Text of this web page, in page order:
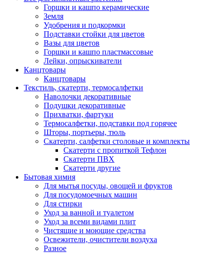
Горшки и кашпо керамические
Земля
Удобрения и подкормки
Подставки стойки для цветов
Вазы для цветов
Горшки и кашпо пластмассовые
Лейки, опрыскиватели
Канцтовары
Канцтовары
Текстиль, скатерти, термосалфетки
Наволочки декоративные
Подушки декоративные
Прихватки, фартуки
Термосалфетки, подставки под горячее
Шторы, портьеры, тюль
Скатерти, салфетки столовые и комплекты
Скатерти с пропиткой Тефлон
Скатерти ПВХ
Скатерти другие
Бытовая химия
Для мытья посуды, овощей и фруктов
Для посудомоечных машин
Для стирки
Уход за ванной и туалетом
Уход за всеми видами плит
Чистящие и моющие средства
Освежители, очистители воздуха
Разное